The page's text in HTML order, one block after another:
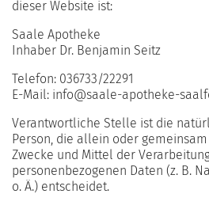
dieser Website ist:
Saale Apotheke
Inhaber Dr. Benjamin Seitz
Telefon: 036733/22291
E-Mail: info@saale-apotheke-
Verantwortliche Stelle ist die
Person, die allein oder
Zwecke und Mittel der
personenbezogenen Daten (z. B.
o. Ä.) entscheidet.